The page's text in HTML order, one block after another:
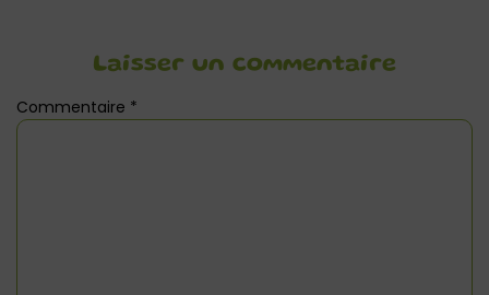
Laisser un commentaire
Commentaire *